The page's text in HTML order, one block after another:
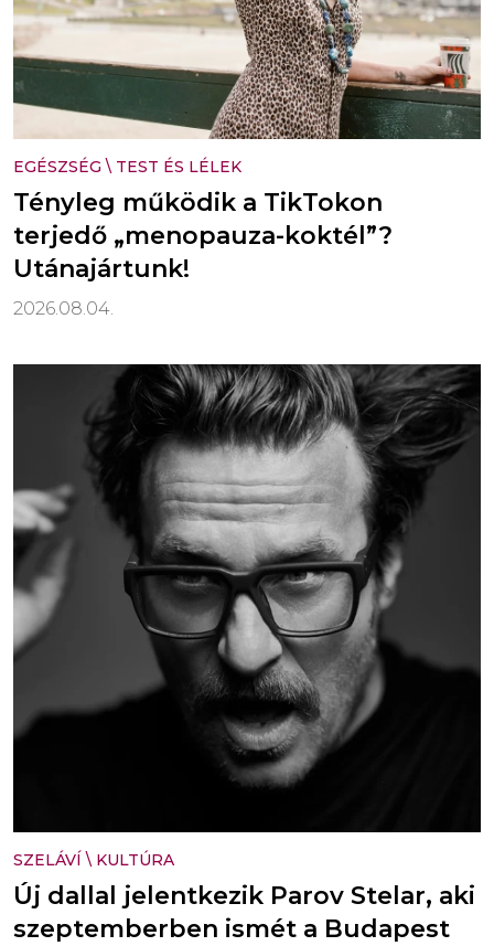
EGÉSZSÉG \ TEST ÉS LÉLEK
Tényleg működik a TikTokon
terjedő „menopauza-koktél”?
Utánajártunk!
2026.08.04.
SZELÁVÍ \ KULTÚRA
Új dallal jelentkezik Parov Stelar, aki
szeptemberben ismét a Budapest